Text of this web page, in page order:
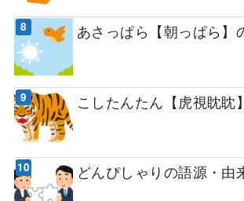
あさっぱら【朝っぱら】
こしたんたん【虎視眈眈
どんぴしゃりの語源・由